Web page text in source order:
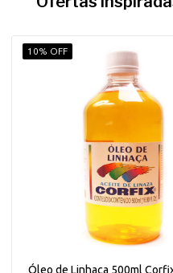
10% OFF
Óleo de Linhaça 500ml